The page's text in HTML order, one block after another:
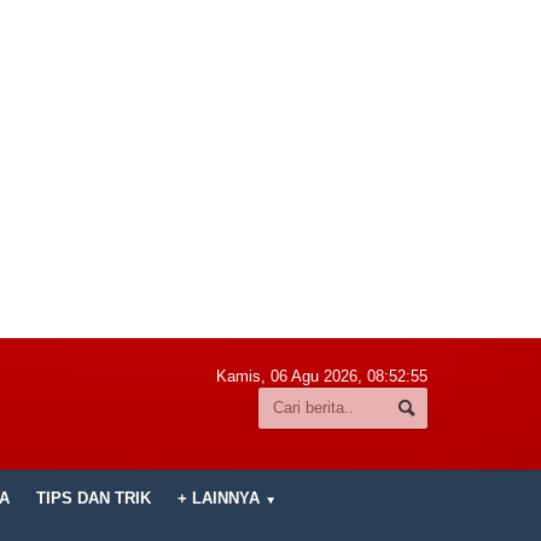
Kamis, 06 Agu 2026, 08:52:56
TIPS DAN TRIK + LAINNYA